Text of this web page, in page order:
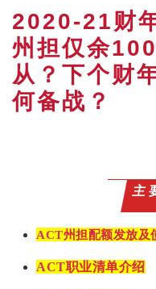
2020-21财
州担仅余
从？下个财
何备战？
主
ACT州担配额发放及
ACT职业清单介绍